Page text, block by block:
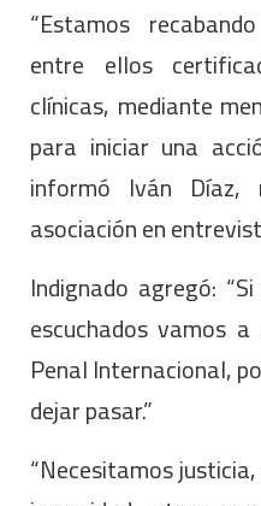
“Estamos
entre ellos
clínicas, mediante
para iniciar una
informó Iván Díaz,
asociación en
Indignado agregó:
escuchados vamos
Penal Internacional,
dejar pasar.”
“Necesitamos